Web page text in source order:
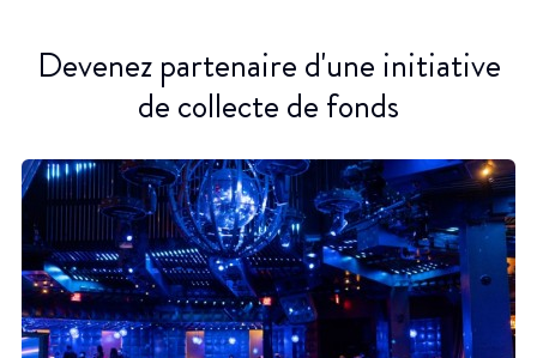
Devenez partenaire d'une initiative
de collecte de fonds